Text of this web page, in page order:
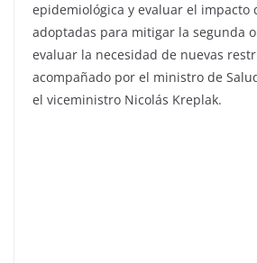
epidemiológica y evaluar el impacto
adoptadas para mitigar la segunda
evaluar la necesidad de nuevas
acompañado por el ministro de
el viceministro Nicolás Kreplak.